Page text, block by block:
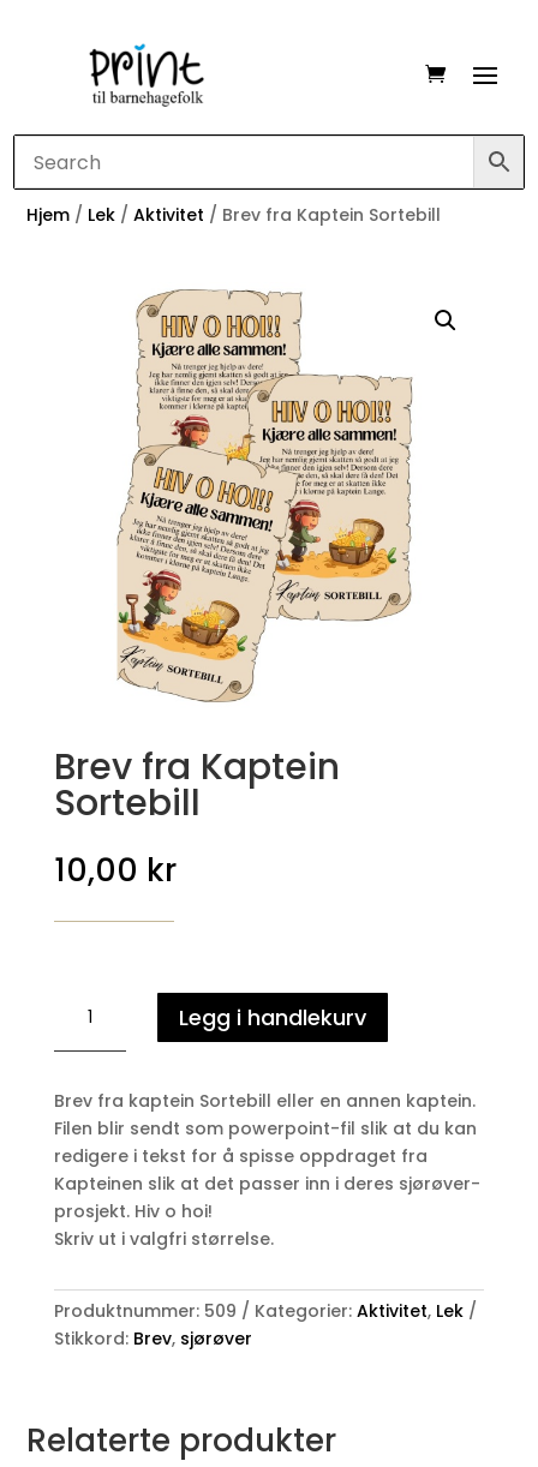
Hjem / Lek /Aktivitet / Brev fra Kaptein Sortebill
Brev fra Kaptein
Sortebill
10,00 kr
Kaptein
antall
Legg i handlekurv
Brev fra kaptein Sortebill eller en annen kaptein.
Filen blir sendt som powerpoint-fil slik at du kan
redigere i tekst for å spisse oppdraget fra
Kapteinen slik at det passer inn i deres sjørøver-
prosjekt. Hiv o hoi!
Skriv ut i valgfri størrelse.
Produktnummer: 509 Kategorier: Aktivitet, Lek
Stikkord: Brev, sjørøver
Relaterte produkter